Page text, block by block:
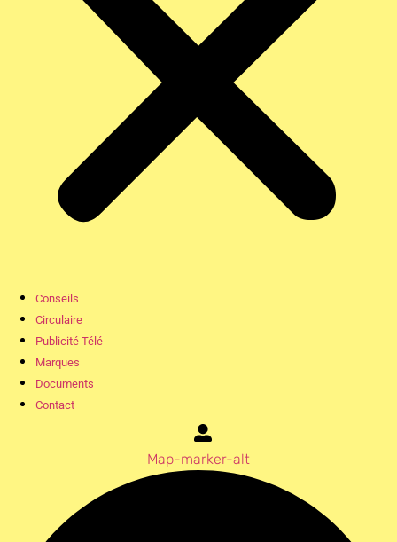
Conseils
Circulaire
Publicité Télé
Marques
Documents
Contact
Map-marker-alt